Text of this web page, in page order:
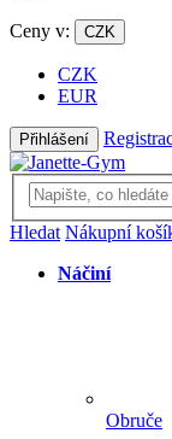
Ceny v: CZK
CZK
EUR
Přihlášení
Hledat Nákupní
Náčiní
Obruče